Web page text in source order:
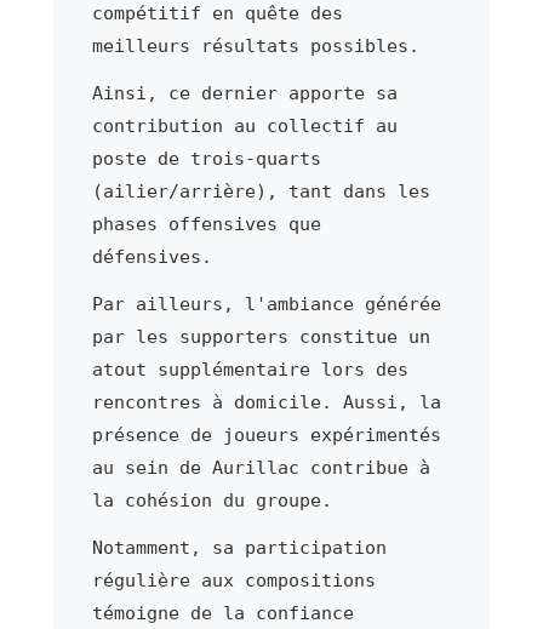
compétitif en quête des
meilleurs résultats possibles.
Ainsi, ce dernier apporte sa
contribution au collectif au
poste de trois-quarts
(ailier/arrière), tant dans les
phases offensives que
défensives.
Par ailleurs, l'ambiance générée
par les supporters constitue un
atout supplémentaire lors des
rencontres à domicile. Aussi, la
présence de joueurs expérimentés
au sein de Aurillac contribue à
la cohésion du groupe.
Notamment, sa participation
régulière aux compositions
témoigne de la confiance